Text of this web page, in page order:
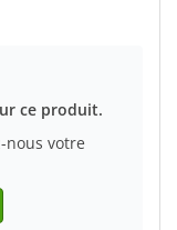
ce produit.
nous votre